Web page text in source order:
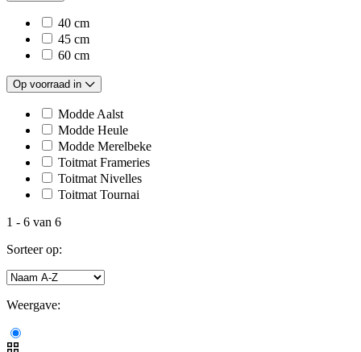
40 cm
45 cm
60 cm
Op voorraad in
Modde Aalst
Modde Heule
Modde Merelbeke
Toitmat Frameries
Toitmat Nivelles
Toitmat Tournai
1 - 6 van 6
Sorteer op:
Weergave: